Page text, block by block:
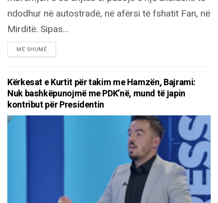
ndodhur në autostradë, në afërsi të fshatit Fan, në
Mirditë. Sipas...
MË SHUMËDETAILS
Kërkesat e Kurtit për takim me Hamzën, Bajrami:
Nuk bashkëpunojmë me PDK’në, mund të japin
kontribut për Presidentin